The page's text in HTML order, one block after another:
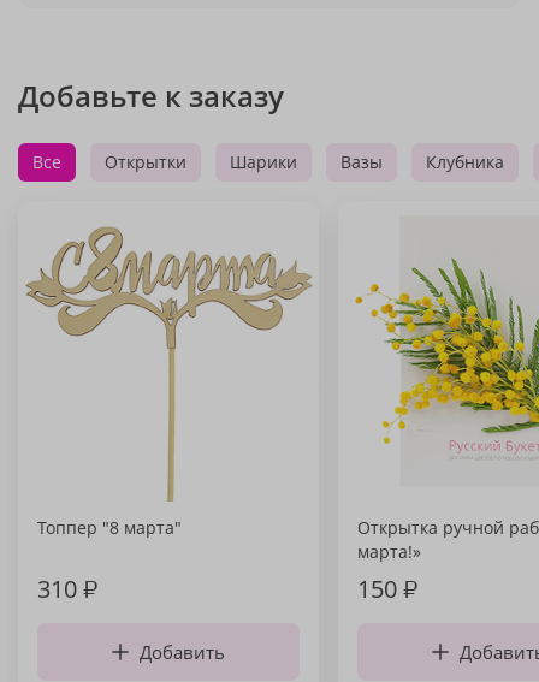
Добавьте к заказу
Все Открытки Шарики Вазы Клубника
Топпер "8 марта"
310₽
Добавить
Открытка ручной
марта!»
150₽